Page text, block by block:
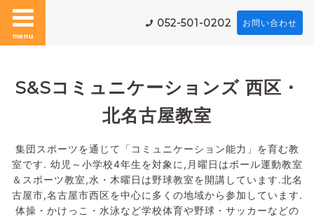
menu
052-501-0202 お問い合わせ
S&Sコミュニケーションズ 西区・
北名古屋教室
集団スポーツを通じて「コミュニケーション能力」を育む教
室です. 幼児～小学校4年生を対象に,月曜日はボール運動教室
＆スポーツ教室,水・木曜日は野球教室を開講しています.北名
古屋市,名古屋市西区を中心に多くの地域から参加しています.
体操・かけっこ・水泳など学校体育や野球・サッカーなどの